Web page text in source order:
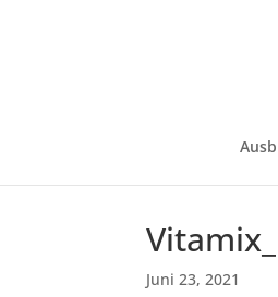
Juni 23, 2021